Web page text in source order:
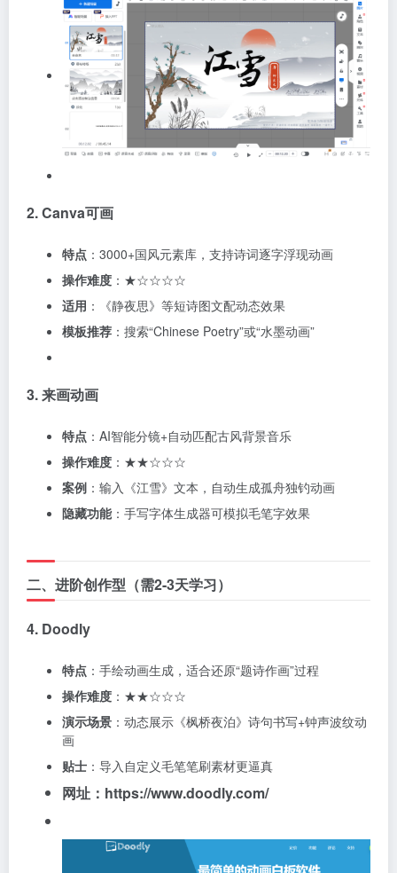
2. Canva可画
特点 ：3000+国风元素库，支持诗词逐字浮现动画
操作难度 ：★☆☆☆☆
适用 ：《静夜思》等短诗图文配动态效果
模板推荐 ：搜索“Chinese Poetry”或“水墨动画”
3. 来画动画
特点 ：AI智能分镜+自动匹配古风背景音乐
操作难度 ：★★☆☆☆
案例 ：输入《江雪》文本，自动生成孤舟独钓动画
隐藏功能：手写字体生成器可模拟毛笔字效果
二、进阶创作型（需2-3天学习）
4. Doodly
特点 ：手绘动画生成，适合还原“题诗作画”过程
操作难度 ：★★☆☆☆
演示场景 ：动态展示《枫桥夜泊》诗句书写+钟声波纹动
画
贴士 ：导入自定义毛笔笔刷素材更逼真
网址：https://www.doodly.com/